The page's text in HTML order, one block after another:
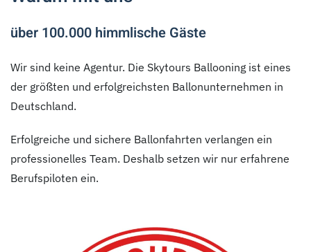
über 100.000 himmlische Gäste
Wir sind keine Agentur. Die Skytours Ballooning ist eines
der größten und erfolgreichsten Ballonunternehmen in
Deutschland.
Erfolgreiche und sichere Ballonfahrten verlangen ein
professionelles Team. Deshalb setzen wir nur erfahrene
Berufspiloten ein.